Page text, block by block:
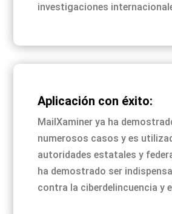
investigaciones
Aplicación con éxito:
MailXaminer ya ha
numerosos casos y es
autoridades estatales y
ha demostrado ser
contra la ciberdelincuencia y